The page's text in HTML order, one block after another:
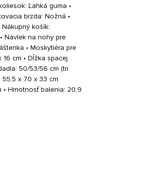
Ľahká guma •
brzda: Nožná •
košík:
Návlek na nohy pre
• Moskytiéra pre
cm • Dĺžka spacej
50/53/56 cm (tri
x 70 x 33 cm
• Hmotnosť balenia: 20,9